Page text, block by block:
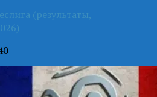
(результаты,